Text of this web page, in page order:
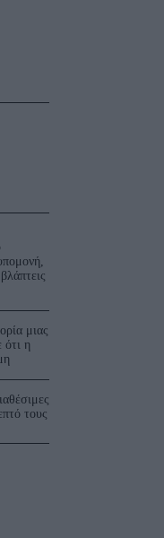
μιας
ότι η
τους